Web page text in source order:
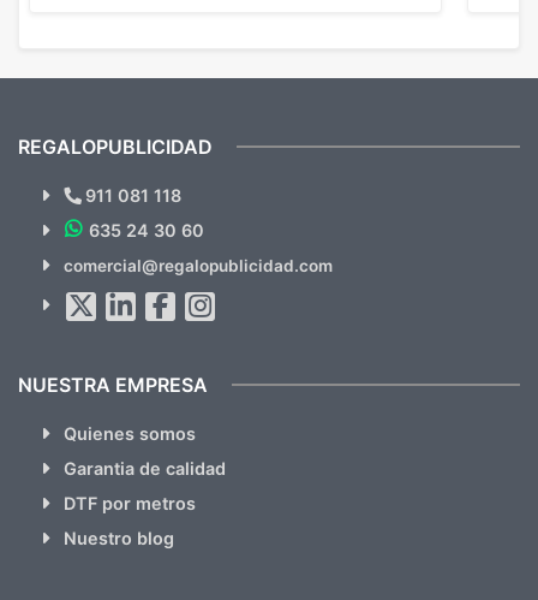
¿Quieres ver nuestras últimas
Novedades y Ofertas?
hacemos Spam)
REGALOPUBLICIDAD
911 081 118
635 24 30 60
comercial@regalopublicidad.com
NUESTRA EMPRESA
Quienes somos
Garantia de calidad
DTF por metros
Nuestro blog